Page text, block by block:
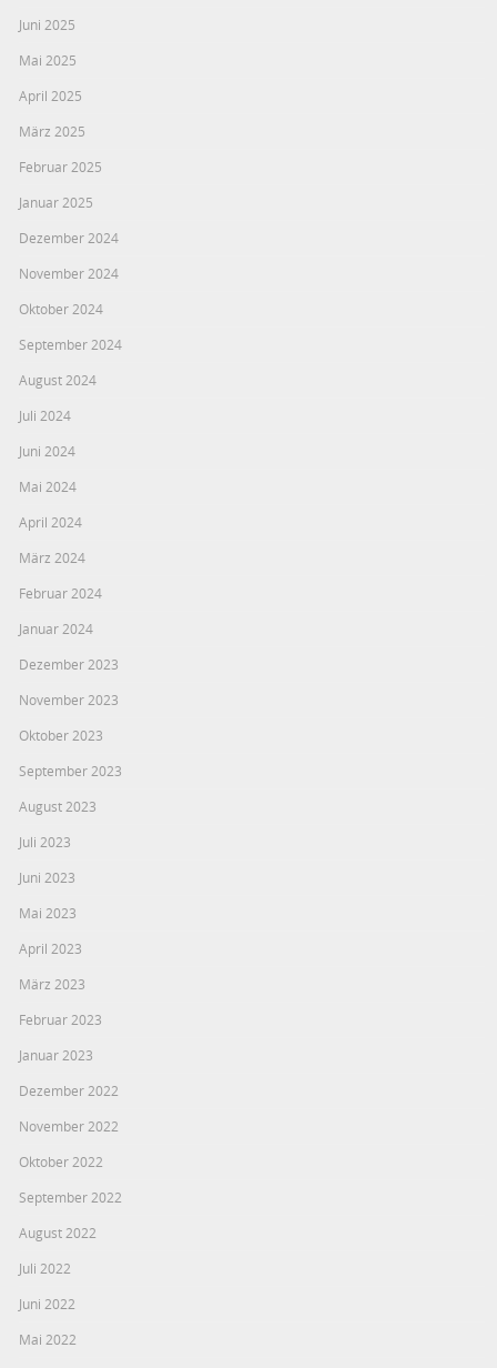
Juni 2025
Mai 2025
April 2025
März 2025
Februar 2025
Januar 2025
Dezember 2024
November 2024
Oktober 2024
September 2024
August 2024
Juli 2024
Juni 2024
Mai 2024
April 2024
März 2024
Februar 2024
Januar 2024
Dezember 2023
November 2023
Oktober 2023
September 2023
August 2023
Juli 2023
Juni 2023
Mai 2023
April 2023
März 2023
Februar 2023
Januar 2023
Dezember 2022
November 2022
Oktober 2022
September 2022
August 2022
Juli 2022
Juni 2022
Mai 2022